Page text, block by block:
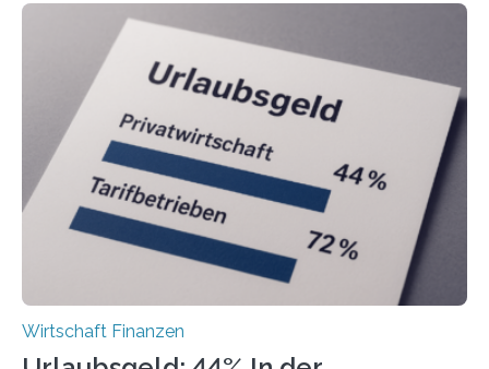
ist demnach Berlin. Betrachtet man nur die Gründungen
der Freiberuflerinnen, so liegt Leipzig an der Spitze. In
Berlin starteten in 2024 die meisten Personen in eine
eigene freiberufliche Existenz, dahinter folgten die
Städte Hamburg, München und Köln. Betrachtet man
hingegen die Existenzgründungsintensität – die Anzahl
der freiberuflichen Gründungen je…
Wirtschaft Finanzen